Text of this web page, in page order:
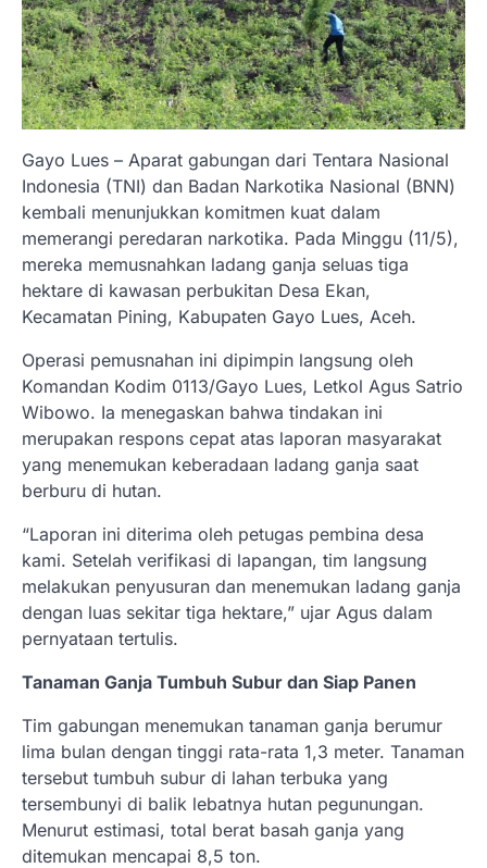
Gayo Lues – Aparat gabungan dari Tentara Nasional
Indonesia (TNI) dan Badan Narkotika Nasional (BNN)
kembali menunjukkan komitmen kuat dalam
memerangi peredaran narkotika. Pada Minggu (11/5),
mereka memusnahkan ladang ganja seluas tiga
hektare di kawasan perbukitan Desa Ekan,
Kecamatan Pining, Kabupaten Gayo Lues, Aceh.
Operasi pemusnahan ini dipimpin langsung oleh
Komandan Kodim 0113/Gayo Lues, Letkol Agus Satrio
Wibowo. Ia menegaskan bahwa tindakan ini
merupakan respons cepat atas laporan masyarakat
yang menemukan keberadaan ladang ganja saat
berburu di hutan.
“Laporan ini diterima oleh petugas pembina desa
kami. Setelah verifikasi di lapangan, tim langsung
melakukan penyusuran dan menemukan ladang ganja
dengan luas sekitar tiga hektare,” ujar Agus dalam
pernyataan tertulis.
Tanaman Ganja Tumbuh Subur dan Siap Panen
Tim gabungan menemukan tanaman ganja berumur
lima bulan dengan tinggi rata-rata 1,3 meter. Tanaman
tersebut tumbuh subur di lahan terbuka yang
tersembunyi di balik lebatnya hutan pegunungan.
Menurut estimasi, total berat basah ganja yang
ditemukan mencapai 8,5 ton.